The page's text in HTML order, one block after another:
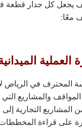
يجعل كل جدار قطعة
معًا:
العملية
المحترف في الرياض
والمشاريع
المشاريع التجارية إلى
على قراءة